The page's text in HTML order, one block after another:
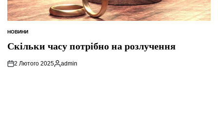
ОПУБЛІКУВАТИ
НОВИНИ
Скільки часу потрібно на розлучення
2 Лютого 2025
Опубліковано
admin